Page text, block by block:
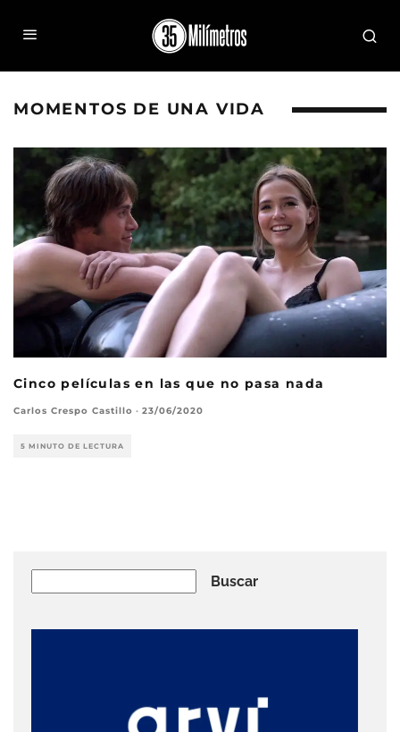
MOMENTOS DE UNA VIDA
Cinco películas en las que no pasa nada
Carlos Crespo Castillo · 23/06/2020
5 MINUTO DE LECTURA
Buscar